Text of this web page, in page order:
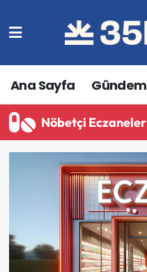
Ana Sayfa Gündem
Nöbetçi Eczaneler